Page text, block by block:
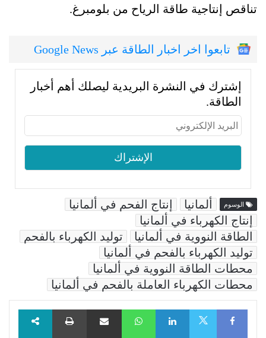
تناقص إنتاجية طاقة الرياح من بلومبرغ.
تابعوا اخر اخبار الطاقة عبر Google News
إشترك في النشرة البريدية ليصلك أهم أخبار
الطاقة.
الوسوم ألمانيا
إنتاج الفحم في ألمانيا
إنتاج الكهرباء في ألمانيا
الطاقة النووية في ألمانيا
توليد الكهرباء بالفحم
توليد الكهرباء بالفحم في ألمانيا
محطات الطاقة النووية في ألمانيا
محطات الكهرباء العاملة بالفحم في ألمانيا
Facebook
LinkedIn
WhatsAppمشاركة عبر البريد طباعة